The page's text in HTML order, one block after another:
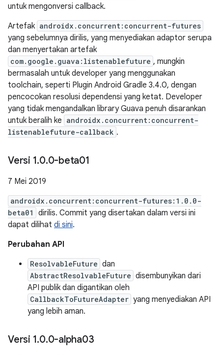
untuk mengonversi callback.
Artefak androidx.concurrent:concurrent-futures
yang sebelumnya dirilis, yang menyediakan adaptor serupa
dan menyertakan artefak
com.google.guava:listenablefuture , mungkin
bermasalah untuk developer yang menggunakan
toolchain, seperti Plugin Android Gradle 3.4.0, dengan
pencocokan resolusi dependensi yang ketat. Developer
yang tidak mengandalkan library Guava penuh disarankan
untuk beralih ke androidx.concurrent:concurrent-
listenablefuture-callback .
Versi 1.0.0-beta01
7 Mei 2019
androidx.concurrent:concurrent-futures:1.0.0-
beta01
dirilis. Commit yang disertakan dalam versi ini
dapat dilihat di sini.
Perubahan API
ResolvableFuture dan
AbstractResolvableFuture disembunyikan dari
API publik dan digantikan oleh
CallbackToFutureAdapter yang menyediakan API
yang lebih aman.
Versi 1.0.0-alpha03